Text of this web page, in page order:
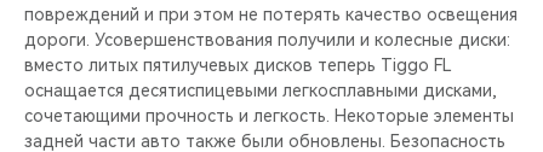
повреждений и при этом не потерять качество освещения
дороги. Усовершенствования получили и колесные диски:
вместо литых пятилучевых дисков теперь Tiggo FL
оснащается десятиспицевыми легкосплавными дисками,
сочетающими прочность и легкость. Некоторые элементы
задней части авто также были обновлены. Безопасность